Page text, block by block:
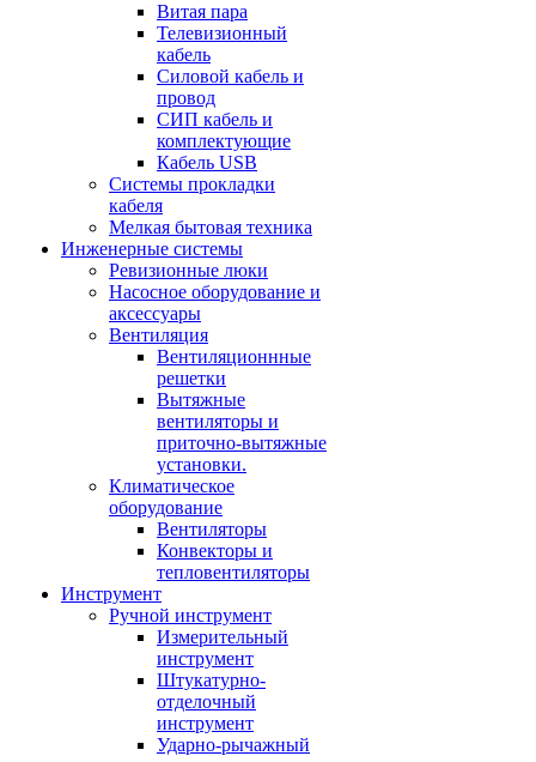
Витая пара
Телевизионный
кабель
Силовой кабель и
провод
СИП кабель и
комплектующие
Кабель USB
Системы прокладки
кабеля
Мелкая бытовая техника
Инженерные системы
Ревизионные люки
Насосное оборудование и
аксессуары
Вентиляция
Вентиляционнные
решетки
Вытяжные
вентиляторы и
приточно-вытяжные
установки.
Климатическое
оборудование
Вентиляторы
Конвекторы и
тепловентиляторы
Инструмент
Ручной инструмент
Измерительный
инструмент
Штукатурно-
отделочный
инструмент
Ударно-рычажный